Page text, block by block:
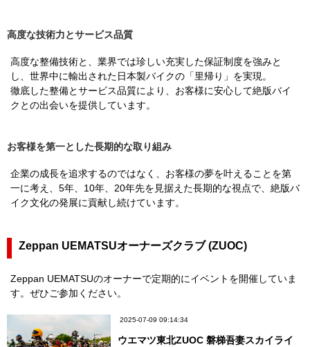
高度な技術力とサービス品質
高度な整備技術と、業界では珍しい充実した保証制度を強みと
し、世界中に輸出された日本製バイクの「里帰り」を実現。
徹底した整備とサービス品質により、お客様に安心して絶版バイ
クとの出会いを提供しています。
お客様を第一とした長期的な取り組み
企業の成長を追求するのではなく、お客様の夢を叶えることを第
一に考え、5年、10年、20年先を見据えた長期的な視点で、絶版バ
イク文化の発展に貢献し続けています。
Zeppan UEMATSUオーナーズクラブ (ZUOC)
Zeppan UEMATSUのオーナーで定期的にイベントを開催していま
す。ぜひご参加ください。
2025-07-09 09:14:34
ウエマツ東北ZUOC 磐梯吾妻スカイライ